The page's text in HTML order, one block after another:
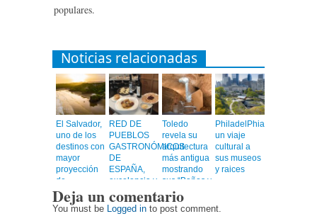
populares.
Noticias relacionadas
El Salvador,
uno de los
destinos con
mayor
proyección
de
Centroamérica
RED DE
PUEBLOS
GASTRONÓMICOS
DE
ESPAÑA,
excelencia y
un viaje
emocionante
Toledo
revela su
arquitectura
más antigua
mostrando
sus “Baños y
Mezquitas”
PhiladelPhia,
un viaje
cultural a
sus museos
y raices
Deja un comentario
You must be Logged in to post comment.